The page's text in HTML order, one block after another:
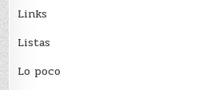
Links
Listas
Lo poco